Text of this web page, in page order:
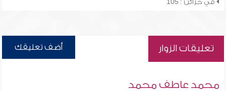
في خزائن : 105
تعليقات الزوار أضف تعليقك
محمد عاطف محمد